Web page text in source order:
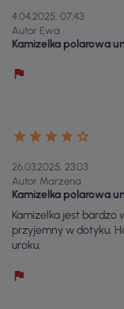
4.04.2025, 07:43
Autor Ewa
Kamizelka polarowa
26.03.2025, 23:03
Autor Marzena
Kamizelka polarowa
Kamizelka jest bardzo
przyjemny w dotyku.
uroku.